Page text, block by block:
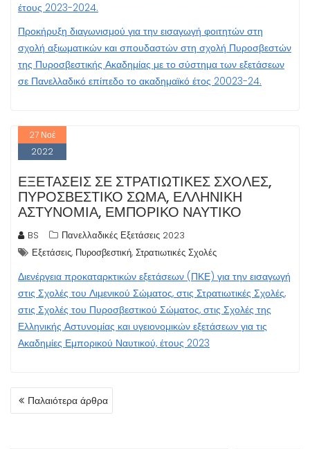
έτους 2023-2024.
Προκήρυξη διαγωνισμού για την εισαγωγή φοιτητών στη
σχολή αξιωματικών και σπουδαστών στη σχολή Πυροσβεστών
της Πυροσβεστικής Ακαδημίας με το σύστημα των εξετάσεων
σε Πανελλαδικό επίπεδο το ακαδημαϊκό έτος 20023-24.
27 Νοέ
2022
ΕΞΕΤΆΣΕΙΣ ΣΕ ΣΤΡΑΤΙΩΤΙΚΈΣ ΣΧΟΛΈΣ,
ΠΥΡΟΣΒΕΣΤΙΚΌ ΣΏΜΑ, ΕΛΛΗΝΙΚΉ
ΑΣΤΥΝΟΜΊΑ, ΕΜΠΟΡΙΚΌ ΝΑΥΤΙΚΌ
BS
Πανελλαδικές Εξετάσεις 2023
Εξετάσεις, Πυροσβεστική, Στρατιωτικές Σχολές
Διενέργεια προκαταρκτικών εξετάσεων (ΠΚΕ) για την εισαγωγή
στις Σχολές του Λιμενικού Σώματος, στις Στρατιωτικές Σχολές,
στις Σχολές του Πυροσβεστικού Σώματος, στις Σχολές της
Ελληνικής Αστυνομίας και υγειονομικών εξετάσεων για τις
Ακαδημίες Εμπορικού Ναυτικού, έτους 2023
ΠΛΟΉΓΗΣΗ
ΆΡΘΡΩΝ
Παλαιότερα άρθρα